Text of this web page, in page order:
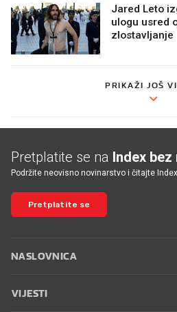
Jared Leto
ulogu usred
zlostavljanje
PRIKAŽI JOŠ
Pretplatite se na Index bez
Podržite neovisno novinarstvo i čitajte Index
Pretplatite se
NASLOVNICA
VIJESTI